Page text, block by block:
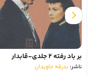
بر باد رفته 2 جلدی-قابدار
ناشر: بدرقه جاویدان